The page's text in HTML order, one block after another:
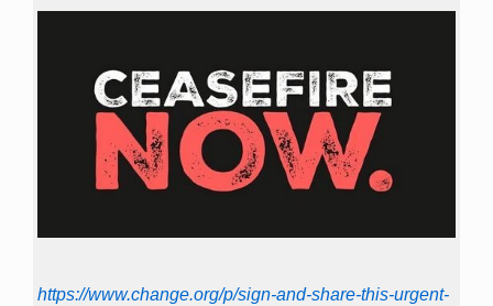
https://www.change.org/p/sign-and-share-this-urgent-